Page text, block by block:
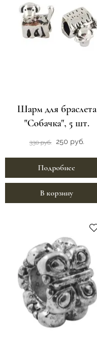
Шарм для браслета
"Собачка", 5 шт.
330 руб. 250 руб.
Подробнее
В корзину